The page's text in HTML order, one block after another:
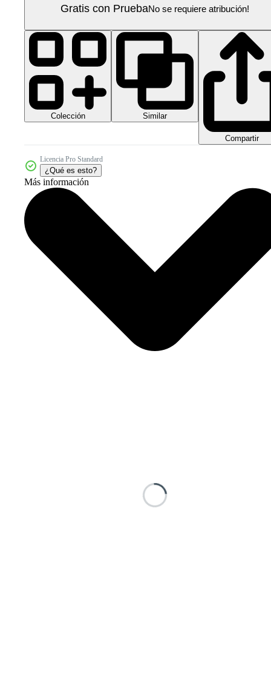
Gratis con PruebaNo se requiere atribución!
Colección Similar
Compartir
Licencia Pro Standard
¿Qué es esto?
Más información